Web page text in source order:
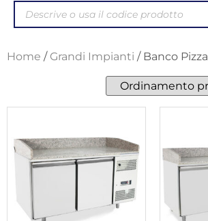
Home / Grandi Impianti / Banco Pizza